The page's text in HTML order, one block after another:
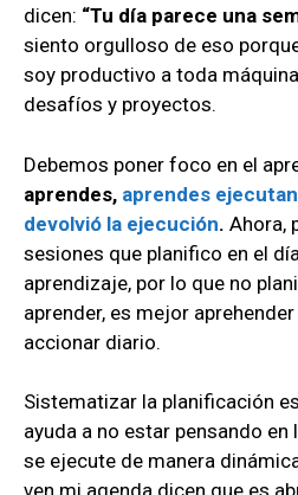
dicen: “Tu día parece una
siento orgulloso de eso
soy productivo a toda
desafíos y proyectos.
Debemos poner foco en el
aprendes, aprendes
devolvió la ejecución. Ahora,
sesiones que planifico en el
aprendizaje, por lo que no
aprender, es mejor
accionar diario.
Sistematizar la planificación
ayuda a no estar pensando
se ejecute de manera